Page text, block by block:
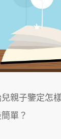
親子鑒定怎
單？